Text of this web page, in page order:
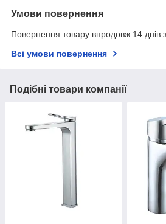
Умови повернення
Повернення товару впродовж 14 днів
Всі умови повернення
Подібні товари компанії